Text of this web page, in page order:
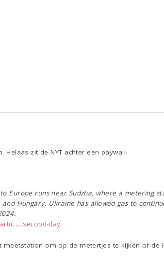
zit de NYT achter een paywall.
Europe runs near Sudzha, where a metering
Hungary. Ukraine has allowed gas to
... second-day
meetstation om op de metertjes te kijken of